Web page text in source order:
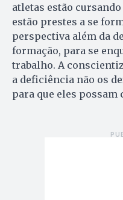
atletas estão
estão prestes a se
perspectiva além da
formação, para se
trabalho. A
a deficiência não os
para que eles possam